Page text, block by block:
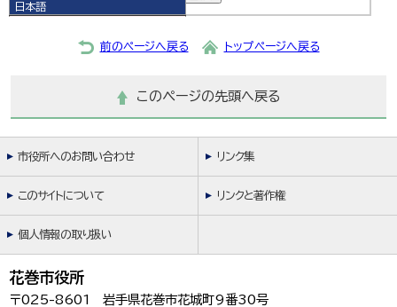
日本語
前のページへ戻る トップページへ戻る
このページの先頭へ戻る
市役所へのお問い合わせ リンク集
このサイトについて リンクと著作権
個人情報の取り扱い
花巻市役所
〒025-8601 岩手県花巻市花城町9番30号